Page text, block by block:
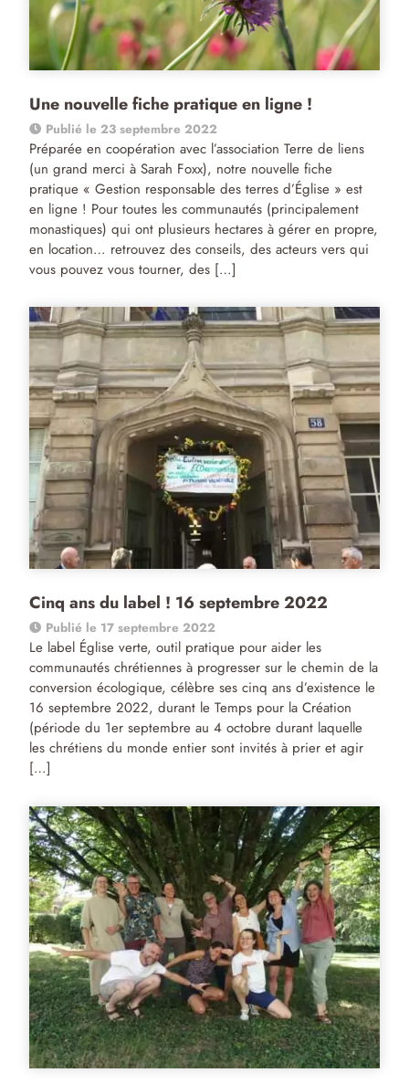
Une nouvelle fiche pratique en ligne !
Publié le 23 septembre 2022
Préparée en coopération avec l’association Terre de liens
(un grand merci à Sarah Foxx), notre nouvelle fiche
pratique « Gestion responsable des terres d’Église » est
en ligne ! Pour toutes les communautés (principalement
monastiques) qui ont plusieurs hectares à gérer en propre,
en location… retrouvez des conseils, des acteurs vers qui
vous pouvez vous tourner, des […]
Cinq ans du label ! 16 septembre 2022
Publié le 17 septembre 2022
Le label Église verte, outil pratique pour aider les
communautés chrétiennes à progresser sur le chemin de la
conversion écologique, célèbre ses cinq ans d’existence le
16 septembre 2022, durant le Temps pour la Création
(période du 1er septembre au 4 octobre durant laquelle
les chrétiens du monde entier sont invités à prier et agir
[…]